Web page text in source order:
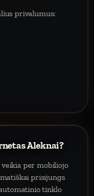
privalumus:
Aleknai?
per mobiliojo
prisijungs
tinklo